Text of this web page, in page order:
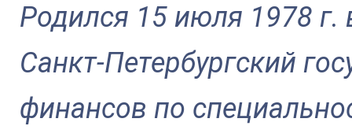
Родился 15 июля 1978 г.
Санкт-Петербургский
финансов по